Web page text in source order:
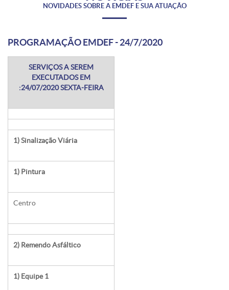
NOVIDADES SOBRE A EMDEF E SUA ATUAÇÃO
PROGRAMAÇÃO EMDEF - 24/7/2020
SERVIÇOS A SEREM
EXECUTADOS EM
:24/07/2020 SEXTA-FEIRA
1) Sinalização Viária
1) Pintura
Centro
2) Remendo Asfáltico
1) Equipe 1